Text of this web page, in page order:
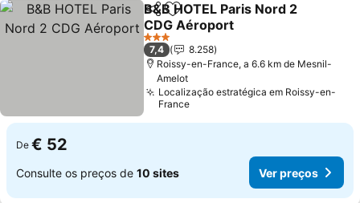
PartilharAdicionar aos favoritos
B&B HOTEL Paris Nord 2
CDG Aéroport
Ver preços
3 Estrelas
7,4
8.258
Roissy-en-France, a 6.6 km de Mesnil-
Amelot
Localização estratégica em Roissy-en-
France
De € 52
Consulte os preços de 10 sites Ver preços